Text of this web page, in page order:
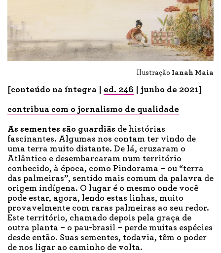
Ilustração Ianah Maia
[conteúdo na íntegra | ed. 246 | junho de 2021]
contribua com o jornalismo de qualidade
As sementes são guardiãs de histórias
fascinantes. Algumas nos contam ter vindo de
uma terra muito distante. De lá, cruzaram o
Atlântico e desembarcaram num território
conhecido, à época, como Pindorama – ou “terra
das palmeiras”, sentido mais comum da palavra de
origem indígena. O lugar é o mesmo onde você
pode estar, agora, lendo estas linhas, muito
provavelmente com raras palmeiras ao seu redor.
Este território, chamado depois pela graça de
outra planta – o pau-brasil – perde muitas espécies
desde então. Suas sementes, todavia, têm o poder
de nos ligar ao caminho de volta.